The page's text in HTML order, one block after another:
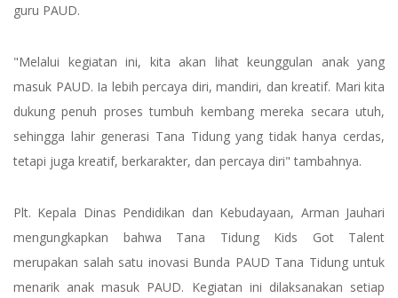
guru PAUD.
"Melalui kegiatan ini, kita akan lihat keunggulan anak yang
masuk PAUD. Ia lebih percaya diri, mandiri, dan kreatif. Mari kita
dukung penuh proses tumbuh kembang mereka secara utuh,
sehingga lahir generasi Tana Tidung yang tidak hanya cerdas,
tetapi juga kreatif, berkarakter, dan percaya diri" tambahnya.
Plt. Kepala Dinas Pendidikan dan Kebudayaan, Arman Jauhari
mengungkapkan bahwa Tana Tidung Kids Got Talent
merupakan salah satu inovasi Bunda PAUD Tana Tidung untuk
menarik anak masuk PAUD. Kegiatan ini dilaksanakan setiap